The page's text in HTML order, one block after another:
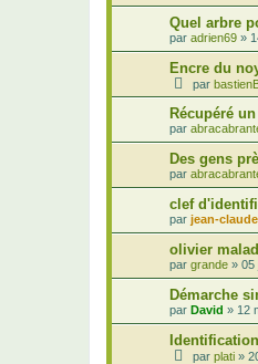
Quel arbre
par adrien69 »
Encre du
par
Récupéré
par
Des gens
par
clef
par jean-claude
olivier
par grande » 05
Démarche
par David » 12
par plati »